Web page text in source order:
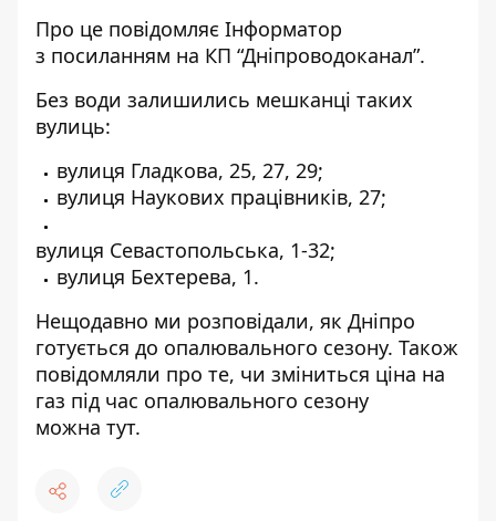
Про це повідомляє Інформатор
з посиланням на КП “Дніпроводоканал”.
Без води залишились мешканці таких
вулиць:
вулиця Гладкова, 25, 27, 29;
вулиця Наукових працівників, 27;
вулиця Севастопольська, 1-32;
вулиця Бехтерева, 1.
Нещодавно ми розповідали, як Дніпро
готується до опалювального сезону. Також
повідомляли про те, чи зміниться ціна на
газ під час опалювального сезону
можна тут.